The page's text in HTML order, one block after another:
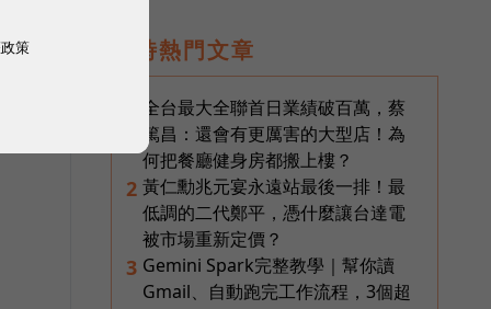
即時熱門文章
全台最大全聯首日業績破百萬，蔡
篤昌：還會有更厲害的大型店！為
何把餐廳健身房都搬上樓？
2 黃仁勳兆元宴永遠站最後一排！最
低調的二代鄭平，憑什麼讓台達電
被市場重新定價？
3 Gemini Spark完整教學｜幫你讀
Gmail、自動跑完工作流程，3個超
策